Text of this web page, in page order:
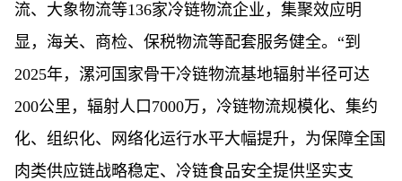
流、大象物流等136家冷链物流企业，集聚效应明
显，海关、商检、保税物流等配套服务健全。“到
2025年，漯河国家骨干冷链物流基地辐射半径可达
200公里，辐射人口7000万，冷链物流规模化、集约
化、组织化、网络化运行水平大幅提升，为保障全国
肉类供应链战略稳定、冷链食品安全提供坚实支